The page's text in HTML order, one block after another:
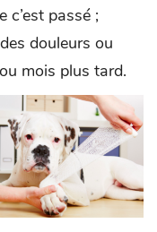
c’est passé ;
douleurs ou
mois plus tard.